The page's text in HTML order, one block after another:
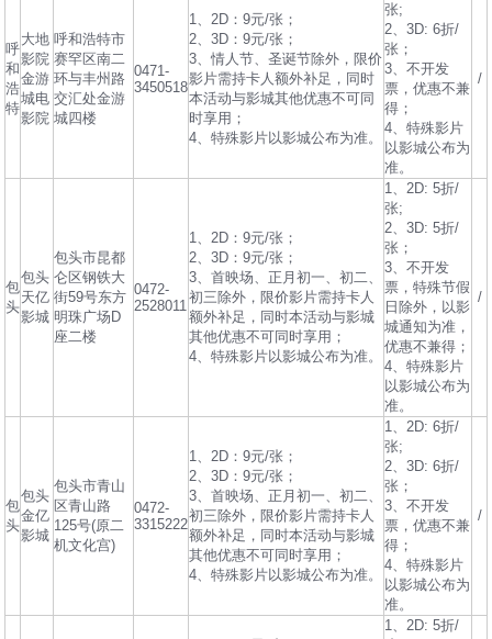
呼
和
浩
特
大地
影院
金游
城电
影院
呼和浩特市
赛罕区南二
环与丰州路
交汇处金游
城四楼
0471-
3450518
1、2D：9元/张；
2、3D：9元/张；
3、情人节、圣诞节除外，限价
影片需持卡人额外补足，同时
本活动与影城其他优惠不可同
时享用；
4、特殊影片以影城公布为准。
张;
2、3D: 6折/
张；
3、不开发
票，优惠不兼
得；
4、特殊影片
以影城公布为
准。
/
包
头
包头
天亿
影城
包头市昆都
仑区钢铁大
街59号东方
明珠广场D
座二楼
0472-
2528011
1、2D：9元/张；
2、3D：9元/张；
3、首映场、正月初一、初二、
初三除外，限价影片需持卡人
额外补足，同时本活动与影城
其他优惠不可同时享用；
4、特殊影片以影城公布为准。
1、2D: 5折/
张;
2、3D: 5折/
张；
3、不开发
票，特殊节假
日除外，以影
城通知为准，
优惠不兼得；
4、特殊影片
以影城公布为
准。
/
包
头
包头
金亿
影城
包头市青山
区青山路
125号(原二
机文化宫)
0472-
3315222
1、2D：9元/张；
2、3D：9元/张；
3、首映场、正月初一、初二、
初三除外，限价影片需持卡人
额外补足，同时本活动与影城
其他优惠不可同时享用；
4、特殊影片以影城公布为准。
1、2D: 6折/
张;
2、3D: 6折/
张；
3、不开发
票，优惠不兼
得；
4、特殊影片
以影城公布为
准。
/
1、2D: 5折/